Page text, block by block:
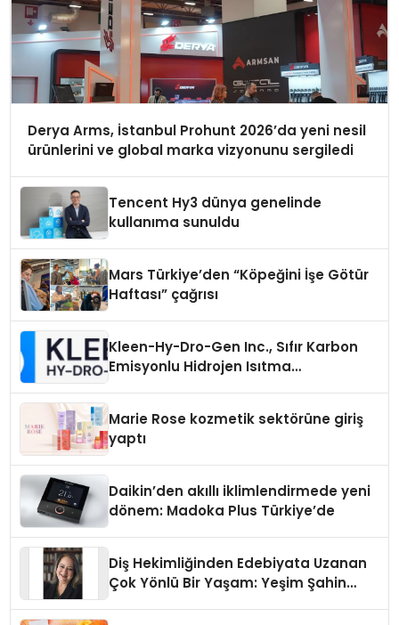
Derya Arms, İstanbul Prohunt 2026’da yeni nesil
ürünlerini ve global marka vizyonunu sergiledi
Tencent Hy3 dünya genelinde
kullanıma sunuldu
Mars Türkiye’den “Köpeğini İşe Götür
Haftası” çağrısı
Kleen-Hy-Dro-Gen Inc., Sıfır Karbon
Emisyonlu Hidrojen Isıtma
Marie Rose kozmetik sektörüne giriş
yaptı
Daikin’den akıllı iklimlendirmede yeni
dönem: Madoka Plus Türkiye’de
Diş Hekimliğinden Edebiyata Uzanan
Çok Yönlü Bir Yaşam: Yeşim Şahin